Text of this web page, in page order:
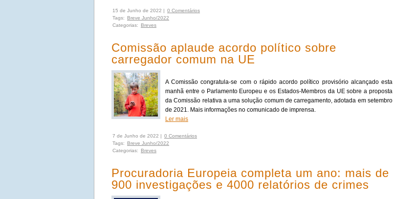
15 de Junho de 2022 | 0 Comentários
Tags:
Breve Junho/2022
Categorias:
Breves
Comissão aplaude acordo político sobre
carregador comum na UE
A Comissão congratula-se com o rápido acordo político provisório alcançado esta
manhã entre o Parlamento Europeu e os Estados-Membros da UE sobre a proposta
da Comissão relativa a uma solução comum de carregamento, adotada em setembro
de 2021. Mais informações no comunicado de imprensa.
Ler mais
7 de Junho de 2022 | 0 Comentários
Tags:
Breve Junho/2022
Categorias:
Breves
Procuradoria Europeia completa um ano: mais de
900 investigações e 4000 relatórios de crimes